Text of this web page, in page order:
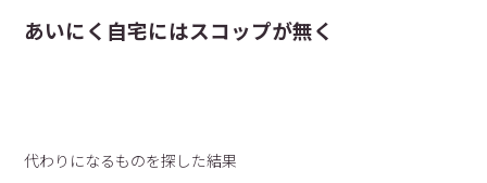
あいにく自宅にはスコップが無く
代わりになるものを探した結果